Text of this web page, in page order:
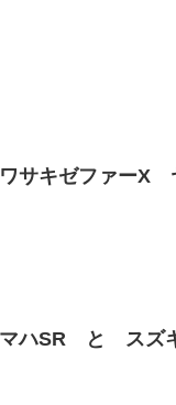
ワサキゼファーΧ
マハSR と ス